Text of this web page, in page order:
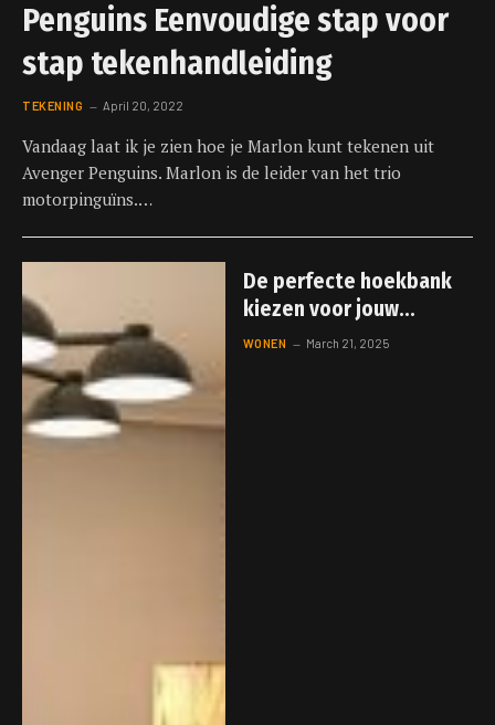
Penguins Eenvoudige stap voor
stap tekenhandleiding
TEKENING April 20, 2022
Vandaag laat ik je zien hoe je Marlon kunt tekenen uit
Avenger Penguins. Marlon is de leider van het trio
motorpinguïns.…
De perfecte hoekbank
kiezen voor jouw
interieur
WONEN March 21, 2025